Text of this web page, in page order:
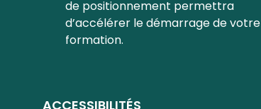
de positionnement permettra
d’accélérer le démarrage de votre
formation.
ACCESSIBILITÉS